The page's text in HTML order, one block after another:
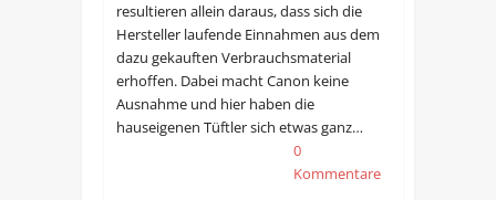
resultieren allein daraus, dass sich die
Hersteller laufende Einnahmen aus dem
dazu gekauften Verbrauchsmaterial
erhoffen. Dabei macht Canon keine
Ausnahme und hier haben die
hauseigenen Tüftler sich etwas ganz…
0
Kommentare